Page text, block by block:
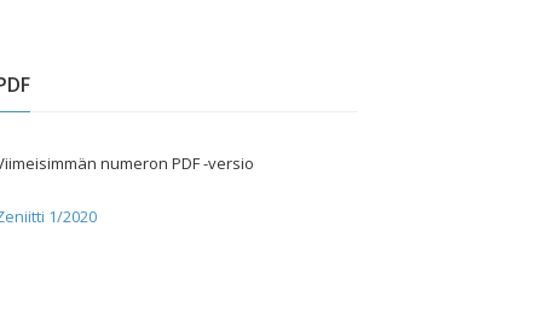
numeron PDF -versio
1/2020